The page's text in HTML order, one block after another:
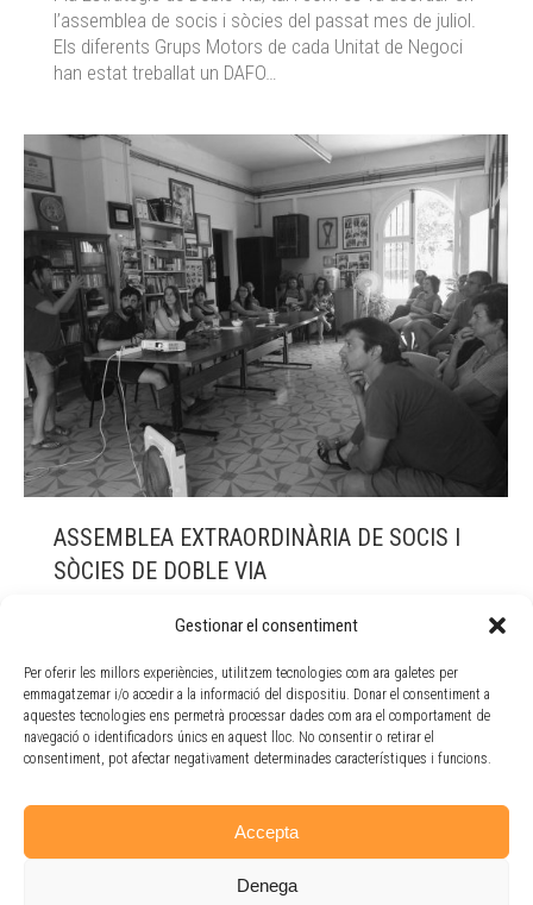
Gestionar el consentiment
Per oferir les millors experiències, utilitzem tecnologies com ara galetes per
emmagatzemar i/o accedir a la informació del dispositiu. Donar el consentiment a
aquestes tecnologies ens permetrà processar dades com ara el comportament de
navegació o identificadors únics en aquest lloc. No consentir o retirar el
consentiment, pot afectar negativament determinades característiques i funcions.
Accepta
Denega
l’assemblea de socis i sòcies del passat mes de juliol.
Els diferents Grups Motors de cada Unitat de Negoci
han estat treballat un DAFO…
ASSEMBLEA EXTRAORDINÀRIA DE SOCIS I
SÒCIES DE DOBLE VIA
extraordinària de socis i sòcies de Doble Via
aprofitant els darrers dies de feina abans de les
vacances d’estiu. En aquesta, el Consell Rector va
presentar varies propostes a tractar com la banca